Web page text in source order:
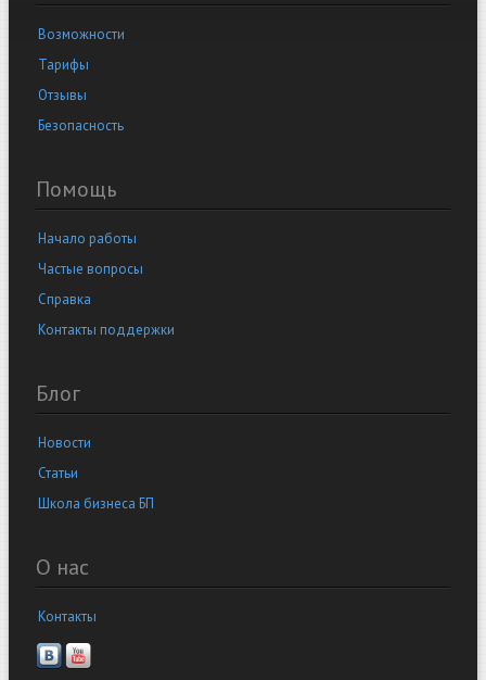
Возможности
Тарифы
Отзывы
Безопасность
Помощь
Начало работы
Частые вопросы
Справка
Контакты поддержки
Блог
Новости
Статьи
Школа бизнеса БП
О нас
Контакты